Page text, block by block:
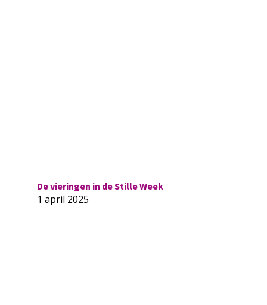
De vieringen in de Stille Week
1 april 2025